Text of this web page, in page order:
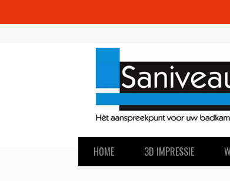
HOME 3D IMPRESSIE